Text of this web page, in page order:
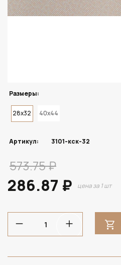
Размеры:
28x32 40x44
Артикул: 3101-кск-32
573.75 ₽
286.87 ₽ цена за 1 шт